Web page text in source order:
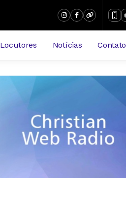
Locutores Notícias Contato